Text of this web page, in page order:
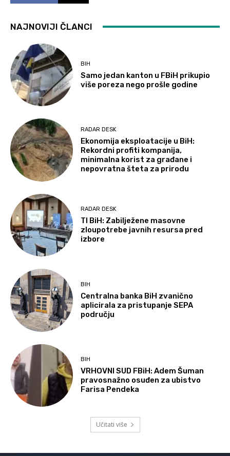
NAJNOVIJI ČLANCI
BIH
Samo jedan kanton u FBiH prikupio
više poreza nego prošle godine
RADAR DESK
Ekonomija eksploatacije u BiH:
Rekordni profiti kompanija,
minimalna korist za građane i
nepovratna šteta za prirodu
RADAR DESK
TI BiH: Zabilježene masovne
zloupotrebe javnih resursa pred
izbore
BIH
Centralna banka BiH zvanično
aplicirala za pristupanje SEPA
području
BIH
VRHOVNI SUD FBiH: Adem Šuman
pravosnažno osuđen za ubistvo
Farisa Pendeka
Učitati više